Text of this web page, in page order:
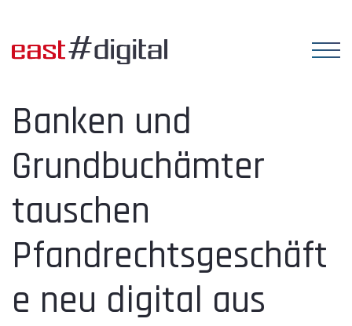
Banken und
Grundbuchämter
tauschen
Pfandrechtsgeschäft
e neu digital aus